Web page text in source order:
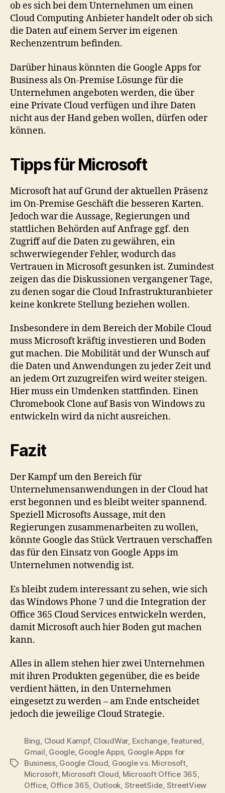
ob es sich bei dem Unternehmen um einen
Cloud Computing Anbieter handelt oder ob sich
die Daten auf einem Server im eigenen
Rechenzentrum befinden.
Darüber hinaus könnten die Google Apps for
Business als On-Premise Lösunge für die
Unternehmen angeboten werden, die über
eine Private Cloud verfügen und ihre Daten
nicht aus der Hand geben wollen, dürfen oder
können.
Tipps für Microsoft
Microsoft hat auf Grund der aktuellen Präsenz
im On-Premise Geschäft die besseren Karten.
Jedoch war die Aussage, Regierungen und
stattlichen Behörden auf Anfrage ggf. den
Zugriff auf die Daten zu gewähren, ein
schwerwiegender Fehler, wodurch das
Vertrauen in Microsoft gesunken ist. Zumindest
zeigen das die Diskussionen vergangener Tage,
zu denen sogar die Cloud Infrastrukturanbieter
keine konkrete Stellung beziehen wollen.
Insbesondere in dem Bereich der Mobile Cloud
muss Microsoft kräftig investieren und Boden
gut machen. Die Mobilität und der Wunsch auf
die Daten und Anwendungen zu jeder Zeit und
an jedem Ort zuzugreifen wird weiter steigen.
Hier muss ein Umdenken stattfinden. Einen
Chromebook Clone auf Basis von Windows zu
entwickeln wird da nicht ausreichen.
Fazit
Der Kampf um den Bereich für
Unternehmensanwendungen in der Cloud hat
erst begonnen und es bleibt weiter spannend.
Speziell Microsofts Aussage, mit den
Regierungen zusammenarbeiten zu wollen,
könnte Google das Stück Vertrauen verschaffen
das für den Einsatz von Google Apps im
Unternehmen notwendig ist.
Es bleibt zudem interessant zu sehen, wie sich
das Windows Phone 7 und die Integration der
Office 365 Cloud Services entwickeln werden,
damit Microsoft auch hier Boden gut machen
kann.
Alles in allem stehen hier zwei Unternehmen
mit ihren Produkten gegenüber, die es beide
verdient hätten, in den Unternehmen
eingesetzt zu werden – am Ende entscheidet
jedoch die jeweilige Cloud Strategie.
Tags
Bing, Cloud Kampf, CloudWar, Exchange,featured,
Gmail, Google, Google Apps, Google Apps for
Business, Google Cloud, Google vs. Microsoft,
Microsoft, Microsoft Cloud, Microsoft Office 365,
Office, Office 365, Outlook, StreetSide, StreetView